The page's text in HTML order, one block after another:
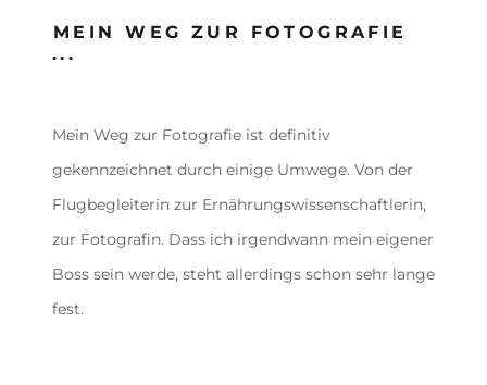
MEIN WEG ZUR FOTOGRAFIE
...
Mein Weg zur Fotografie ist definitiv
gekennzeichnet durch einige Umwege. Von der
Flugbegleiterin zur Ernährungswissenschaftlerin,
zur Fotografin. Dass ich irgendwann mein eigener
Boss sein werde, steht allerdings schon sehr lange
fest.